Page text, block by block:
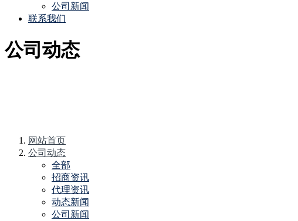
公司新闻
联系我们
公司动态
网站首页
公司动态
全部
招商资讯
代理资讯
动态新闻
公司新闻